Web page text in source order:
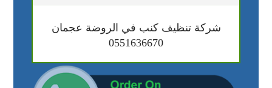
شركة تنظيف كنب في الروضة عجمان
0551636670